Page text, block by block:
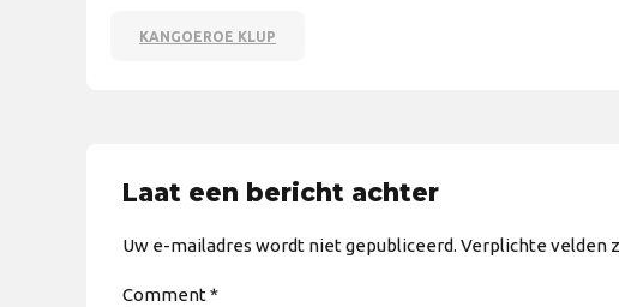
KANGOEROE KLUP
Laat een bericht achter
Uw e-mailadres wordt niet gepubliceerd. Verplichte velden
Comment*